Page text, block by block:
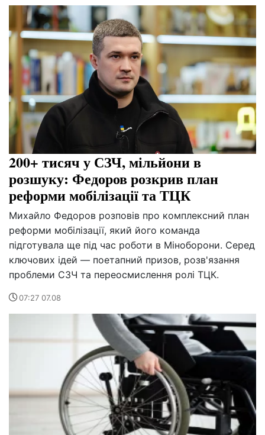
200+ тисяч у СЗЧ, мільйони в
розшуку: Федоров розкрив план
реформи мобілізації та ТЦК
Михайло Федоров розповів про комплексний план
реформи мобілізації, який його команда
підготувала ще під час роботи в Міноборони. Серед
ключових ідей — поетапний призов, розв'язання
проблеми СЗЧ та переосмислення ролі ТЦК.
07:27 07.08